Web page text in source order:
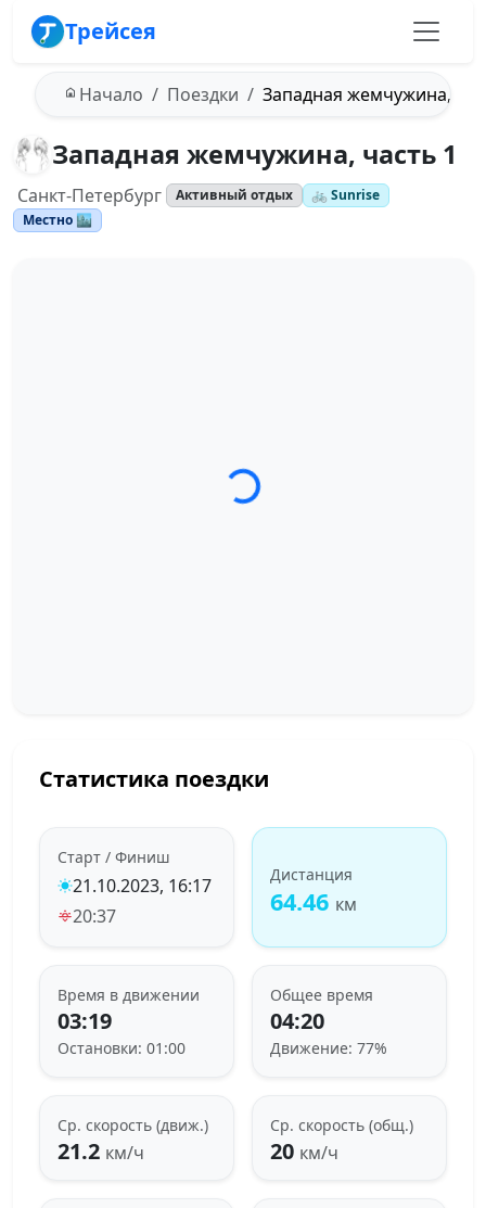
Трейсея
Начало Поездки Западная жемчужина,
Западная жемчужина, часть 1
Санкт-Петербург Активный отдых
🚲 Sunrise
Местно 🏙️
Загрузка трека...
Статистика поездки
Старт / Финиш
21.10.2023, 16:17
20:37
Дистанция
64.46 км
Время в движении
03:19
Остановки: 01:00
Общее время
04:20
Движение: 77%
Ср. скорость (движ.)
21.2 км/ч
Ср. скорость (общ.)
20 км/ч